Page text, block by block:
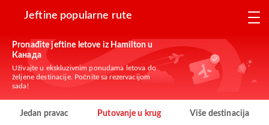
Jeftine popularne rute
Pronađite jeftine letove iz Hamilton u
Канада
Uživajte u ekskluzivnim ponudama letova do
željene destinacije. Počnite sa rezervacijom
sada!
Jedan pravac Putovanje u krug Više destinacija